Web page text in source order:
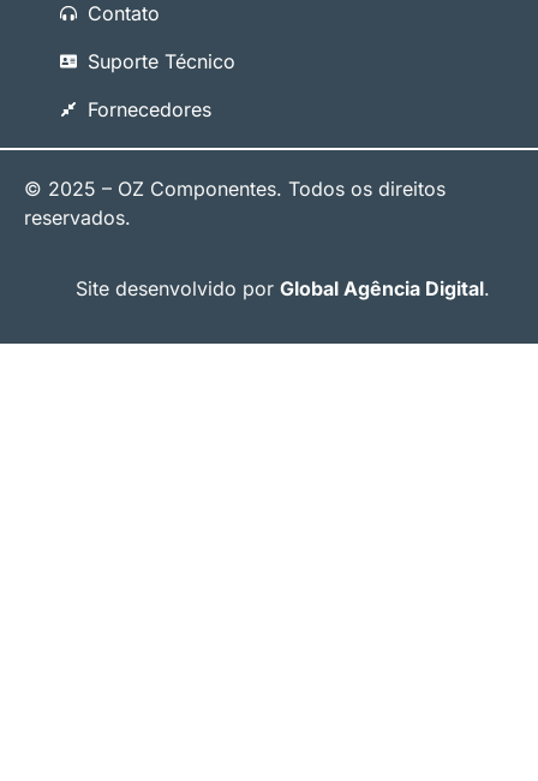
Contato
Suporte Técnico
Fornecedores
© 2025 – OZ Componentes. Todos os direitos
reservados.
Site desenvolvido por Global Agência Digital.